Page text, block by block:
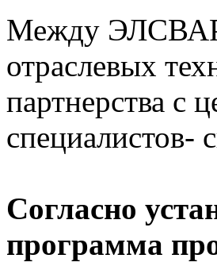
Между ЭЛСВАР
отраслевых
партнерства с
специалистов-
Согласно
программа